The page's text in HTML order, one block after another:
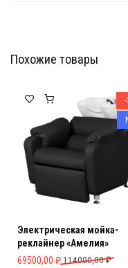
Похожие товары
Электрическая мойка-
реклайнер «Амелия»
114000,00₽
Первоначальная цена
69500,00 ₽
Текущая цена: 69500,00 ₽.